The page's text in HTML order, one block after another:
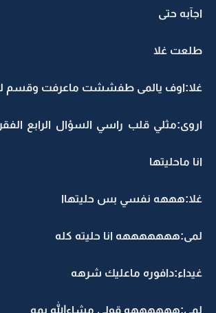
اجآبه حتى
طلعت غلا
غلا:اوف يالمى طفششت ماعرفت وقسم
اروى:مثلي قلب راسي السؤال الرابع
انا ماحليتها
غلا:هههه نفسي بس حليتهاا
لمى:هههههههه انا حليته كله
غيداء:دافوره ماعليك شرهه
لمى:ههههههه قولي مشاءالله يمه